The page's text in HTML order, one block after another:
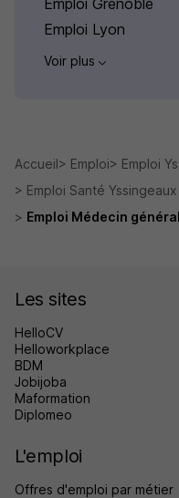
Emploi Grenoble
Emploi Lyon
Voir plus
Accueil Emploi
Emploi
Emploi Santé Yssingeaux
Emploi Médecin
Les sites
HelloCV
Helloworkplace
BDM
Jobijoba
Maformation
Diplomeo
L'emploi
Offres d'emploi par métier